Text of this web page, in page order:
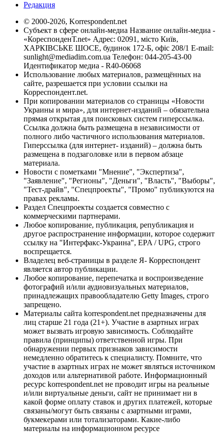
Редакция
© 2000-2026, Korrespondent.net
Субъект в сфере онлайн-медиа Название онлайн-медиа -
«КореспонденТ.net» Адрес: 02091, місто Київ,
ХАРКІВСЬКЕ ШОСЕ, будинок 172-Б, офіс 208/1 E-mail:
sunlight@mediadim.com.ua Телефон: 044-205-43-00
Идентификатор медиа - R40-06068
Использование любых материалов, размещённых на
сайте, разрешается при условии ссылки на
Корреспондент.net.
При копировании материалов со страницы «Новости
Украины и мира», для интернет-изданий – обязательна
прямая открытая для поисковых систем гиперссылка.
Ссылка должна быть размещена в независимости от
полного либо частичного использования материалов.
Гиперссылка (для интернет- изданий) – должна быть
размещена в подзаголовке или в первом абзаце
материала.
Новости с пометками "Мнение", "Экспертиза",
"Заявление", "Регионы", "Деньги", "Власть", "Выборы",
"Тест-драйв", "Спецпроекты", "Промо" публикуются на
правах рекламы.
Раздел Спецпроекты создается совместно с
коммерческими партнерами.
Любое копирование, публикация, републикация и
другое распространение информации, которое содержит
ссылку на "Интерфакс-Украина", EPA / UPG, строго
воспрещается.
Владелец веб-страницы в разделе Я- Корреспондент
является автор публикации.
Любое копирование, перепечатка и воспроизведение
фотографий и/или аудиовизуальных материалов,
принадлежащих правообладателю Getty Images, строго
запрещено.
Материалы сайта korrespondent.net предназначены для
лиц старше 21 года (21+). Участие в азартных играх
может вызвать игровую зависимость. Соблюдайте
правила (принципы) ответственной игры. При
обнаружении первых признаков зависимости
немедленно обратитесь к специалисту. Помните, что
участие в азартных играх не может являться источником
доходов или альтернативой работе. Информационный
ресурс korrespondent.net не проводит игры на реальные
и/или виртуальные деньги, сайт не принимает ни в
какой форме оплату ставок и других платежей, которые
связаны/могут быть связаны с азартными играми,
букмекерами или тотализаторами. Какие-либо
материалы на информационном ресурсе